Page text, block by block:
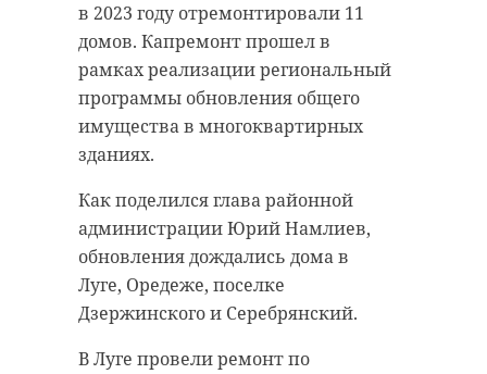
в 2023 году отремонтировали 11
домов. Капремонт прошел в
рамках реализации региональный
программы обновления общего
имущества в многоквартирных
зданиях.
Как поделился глава районной
администрации Юрий Намлиев,
обновления дождались дома в
Луге, Оредеже, поселке
Дзержинского и Серебрянский.
В Луге провели ремонт по